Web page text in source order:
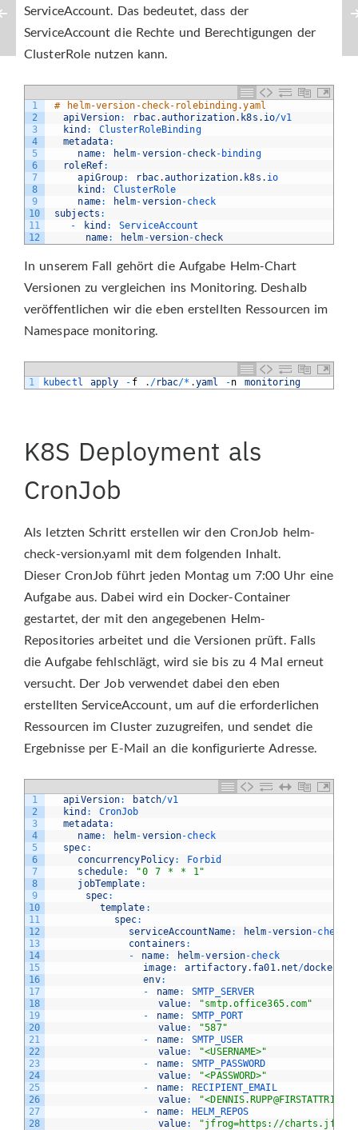
ServiceAccount. Das bedeutet, dass der
ServiceAccount die Rechte und Berechtigungen der
ClusterRole nutzen kann.
1
2
3
4
5
6
7
8
9
10
11
12
# helm-version-check-rolebinding.yaml
apiVersion: rbac.authorization. k8s . io/v1
kind :
ClusterRoleBinding
metadata:
name: helm-version-check- binding
roleRef:
apiGroup: rbac.authorization. k8s . io
kind :
ClusterRole
name: helm-version-check
subjects :
-
kind :
ServiceAccount
name: helm -version-check
In unserem Fall gehört die Aufgabe Helm-Chart
Versionen zu vergleichen ins Monitoring. Deshalb
veröffentlichen wir die eben erstellten Ressourcen im
Namespace monitoring.
1 kubectl apply - f . /rbac/* .yaml -n monitoring
K8S Deployment als
CronJob
Als letzten Schritt erstellen wir den CronJob helm-
check-version.yaml mit dem folgenden Inhalt.
Dieser CronJob führt jeden Montag um 7:00 Uhr eine
Aufgabe aus. Dabei wird ein Docker-Container
gestartet, der mit den angegebenen Helm-
Repositories arbeitet und die Versionen prüft. Falls
die Aufgabe fehlschlägt, wird sie bis zu 4 Mal erneut
versucht. Der Job verwendet dabei den eben
erstellten ServiceAccount, um auf die erforderlichen
Ressourcen im Cluster zuzugreifen, und sendet die
Ergebnisse per E-Mail an die konfigurierte Adresse.
1
2
3
4
5
6
7
8
9
10
11
12
13
14
15
16
17
18
19
20
21
22
23
24
25
26
27
28
apiVersion: batch/v1
kind :
CronJob
metadata:
name: helm-version-check
spec:
concurrencyPolicy:
Forbid
schedule:
"0 7 * * 1"
jobTemplate :
spec:
template :
spec:
serviceAccountName: helm -version-check
containers :
-
name: helm-version-check
image: artifactory. fa01. net/docker
env:
-
name:
SMTP_SERVER
value:
"smtp.office365.com"
-
name:
SMTP_PORT
value:
"587"
-
name:
SMTP_USER
value:
"<USERNAME>"
-
name:
SMTP_PASSWORD
value:
"<PASSWORD>"
-
name:
RECIPIENT_EMAIL
value:
-
name:
HELM_REPOS
value:
"jfrog=https://